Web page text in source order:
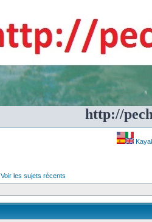
http://
Voir les sujets récents